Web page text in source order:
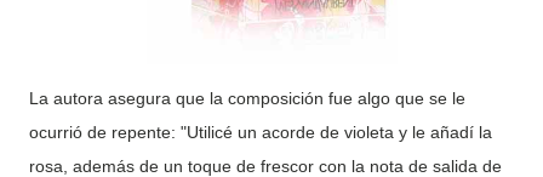
La autora asegura que la composición fue algo que se le
ocurrió de repente: "Utilicé un acorde de violeta y le añadí la
rosa, además de un toque de frescor con la nota de salida de